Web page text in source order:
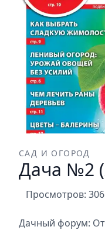
САД И ОГОРОД
Дача №2
Просмотров: 306
Дачный форум: